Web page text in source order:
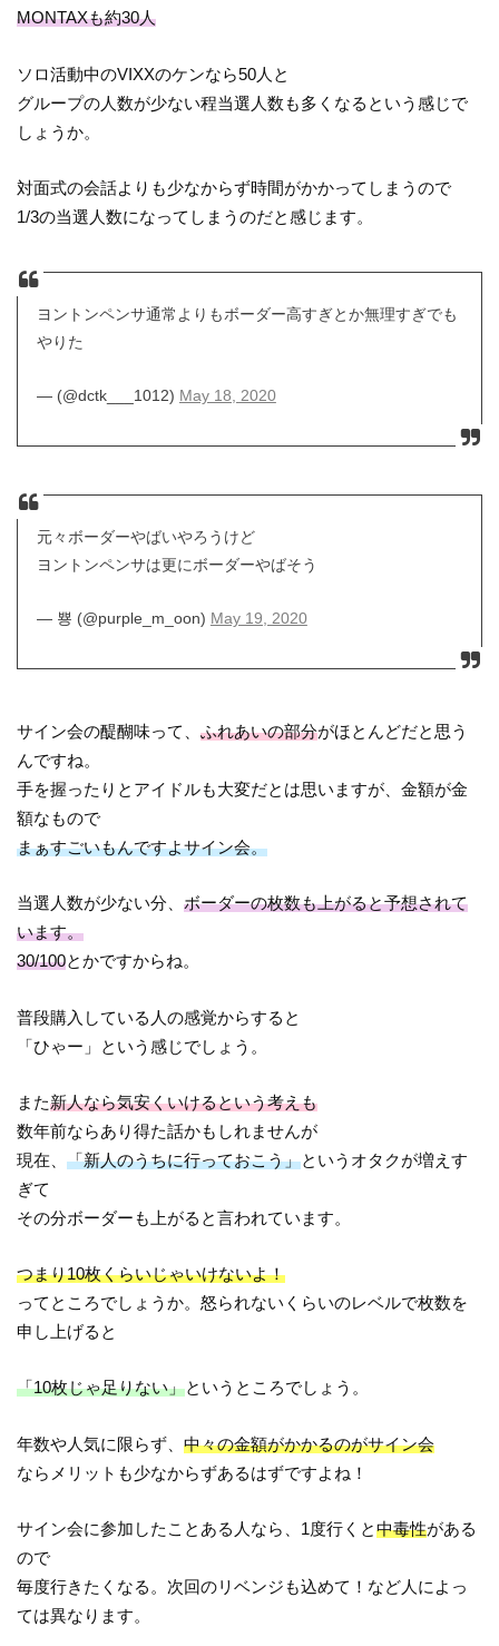
MONTAXも約30人
ソロ活動中のVIXXのケンなら50人と
グループの人数が少ない程当選人数も多くなるという感じで
しょうか。
対面式の会話よりも少なからず時間がかかってしまうので
1/3の当選人数になってしまうのだと感じます。
ヨントンペンサ通常よりもボーダー高すぎとか無理すぎでも
やりた
— (@dctk___1012) May 18, 2020
元々ボーダーやばいやろうけど
ヨントンペンサは更にボーダーやばそう
— 뿅 (@purple_m_oon) May 19, 2020
サイン会の醍醐味って、ふれあいの部分がほとんどだと思う
んですね。
手を握ったりとアイドルも大変だとは思いますが、金額が金
額なもので
まぁすごいもんですよサイン会。
当選人数が少ない分、ボーダーの枚数も上がると予想されて
います。
30/100とかですからね。
普段購入している人の感覚からすると
「ひゃー」という感じでしょう。
また新人なら気安くいけるという考えも
数年前ならあり得た話かもしれませんが
現在、「新人のうちに行っておこう」というオタクが増えす
ぎて
その分ボーダーも上がると言われています。
つまり10枚くらいじゃいけないよ！
ってところでしょうか。怒られないくらいのレベルで枚数を
申し上げると
「10枚じゃ足りない」というところでしょう。
年数や人気に限らず、中々の金額がかかるのがサイン会
ならメリットも少なからずあるはずですよね！
サイン会に参加したことある人なら、1度行くと中毒性がある
ので
毎度行きたくなる。次回のリベンジも込めて！など人によっ
ては異なります。